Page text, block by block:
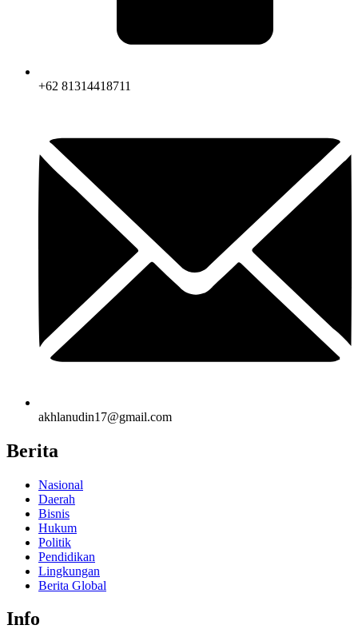
+62 81314418711
akhlanudin17@gmail.com
Berita
Nasional
Daerah
Bisnis
Hukum
Politik
Pendidikan
Lingkungan
Berita Global
Info